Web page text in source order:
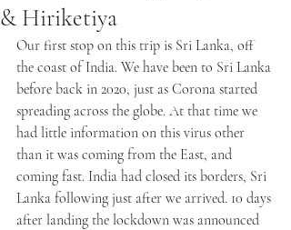
& Hiriketiya
Our first stop on this trip is Sri Lanka, off
the coast of India. We have been to Sri Lanka
before back in 2020, just as Corona started
spreading across the globe. At that time we
had little information on this virus other
than it was coming from the East, and
coming fast. India had closed its borders, Sri
Lanka following just after we arrived. 10 days
after landing the lockdown was announced